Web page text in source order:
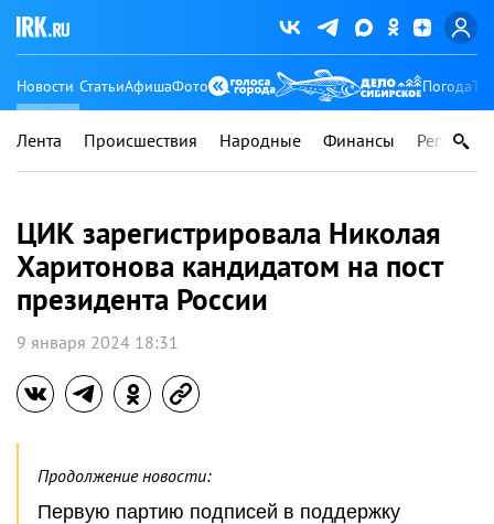
Новости СтатьиАфишаФото Погода
Лента Происшествия Народные Финансы Регионы
ЦИК зарегистрировала Николая
Харитонова кандидатом на пост
президента России
9 января 2024 18:31
Продолжение новости:
Первую партию подписей в поддержку